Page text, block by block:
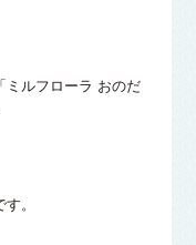
ミルフローラ おのだ
。